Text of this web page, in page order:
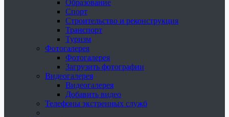
Образование
Спорт
Строительство и реконструкция
Транспорт
Туризм
Фотогалерея
Фотогалерея
Загрузить фотографии
Видеогалерея
Видеогалерея
Добавить видео
Телефоны экстренных служб